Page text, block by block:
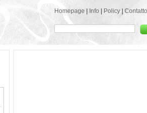
Homepage Info Policy Contatto